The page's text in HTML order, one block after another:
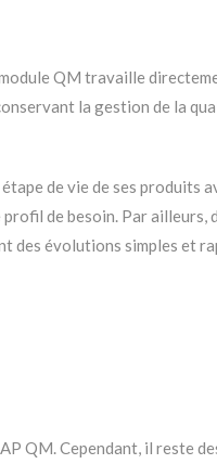
QM travaille
la gestion de la
de vie de ses produits
de besoin. Par ailleurs,
des évolutions simples et
QM. Cependant, il reste